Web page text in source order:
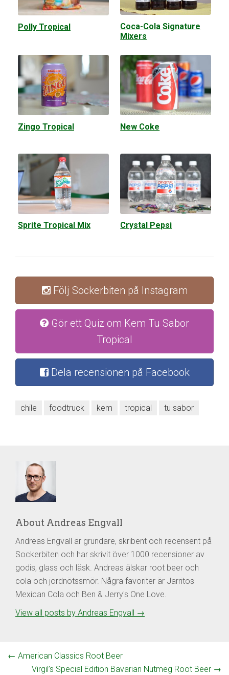
Polly Tropical
Coca-Cola Signature
Mixers
Zingo Tropical New Coke
Sprite Tropical Mix Crystal Pepsi
Följ Sockerbiten på Instagram
Gör ett Quiz om Kem Tu Sabor
Tropical
Dela recensionen på Facebook
chile foodtruck kem tropical tu sabor
About Andreas Engvall
Andreas Engvall är grundare, skribent och recensent på
Sockerbiten och har skrivit över 1000 recensioner av
godis, glass och läsk. Andreas älskar root beer och
cola och jordnötssmör. Några favoriter är Jarritos
Mexican Cola och Ben & Jerry's One Love.
View all posts by Andreas Engvall
→
← American Classics Root Beer
Virgil’s Special Edition Bavarian Nutmeg Root Beer →